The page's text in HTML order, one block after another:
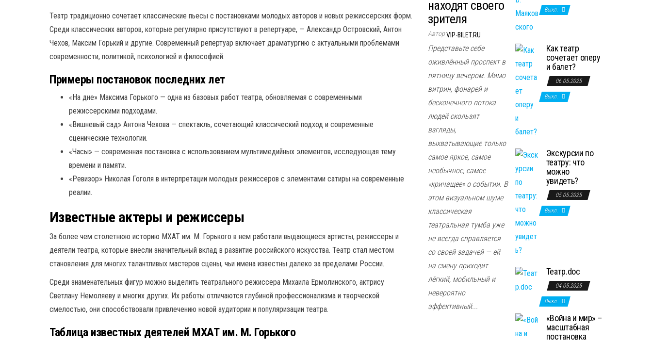
Театр традиционно сочетает классические пьесы с постановками молодых авторов и новых режиссерских форм.
Среди классических авторов, которые регулярно присутствуют в репертуаре, — Александр Островский, Антон
Чехов, Максим Горький и другие. Современный репертуар включает драматургию с актуальными проблемами
современности, политикой, психологией и философией.
Примеры постановок последних лет
«На дне» Максима Горького — одна из базовых работ театра, обновляемая с современными
режиссерскими подходами.
«Вишневый сад» Антона Чехова — спектакль, сочетающий классический подход и современные
сценические технологии.
«Часы» — современная постановка с использованием мультимедийных элементов, исследующая тему
времени и памяти.
«Ревизор» Николая Гоголя в интерпретации молодых режиссеров с элементами сатиры на современные
реалии.
Известные актеры и режиссеры
За более чем столетнюю историю МХАТ им. М. Горького в нем работали выдающиеся артисты, режиссеры и
деятели театра, которые внесли значительный вклад в развитие российского искусства. Театр стал местом
становления для многих талантливых мастеров сцены, чьи имена известны далеко за пределами России.
Среди знаменательных фигур можно выделить театрального режиссера Михаила Ермолинского, актрису
Светлану Немоляеву и многих других. Их работы отличаются глубиной профессионализма и творческой
смелостью, они способствовали привлечению новой аудитории и популяризации театра.
Таблица известных деятелей МХАТ им. М. Горького
находят своего
зрителя
АвторVIP-BILET.RU
Представьте себе
оживлённый проспект в
пятницу вечером. Мимо
витрин, фонарей и
бесконечного потока
людей скользят
взгляды,
выхватывающие только
самое яркое, самое
необычное, самое
«кричащее» о событии. В
этом визуальном шуме
классическая
театральная тумба уже
не всегда справляется
со своей задачей — ей
на смену приходит
лёгкий, мобильный и
невероятно
эффективный...
Выкл.
Как театр
сочетает оперу
и балет?
06.05.2025
Выкл.
Экскурсии по
театру: что
можно
увидеть?
05.05.2025
Выкл.
Театр.doc
04.05.2025
Выкл.
«Война и мир» –
масштабная
постановка